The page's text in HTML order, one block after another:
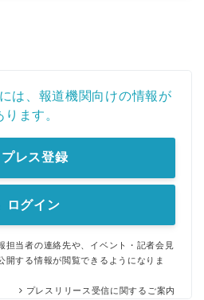
は、報道機関向けの情報が
ります。
プレス登録
ログイン
担当者の連絡先や、イベント・記者会見
開する情報が閲覧できるようになりま
プレスリリース受信に関するご案内